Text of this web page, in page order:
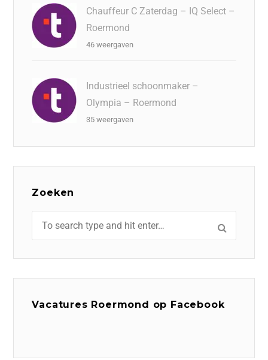
Chauffeur C Zaterdag – IQ Select –
Roermond
46 weergaven
Industrieel schoonmaker –
Olympia – Roermond
35 weergaven
Zoeken
Vacatures Roermond op Facebook